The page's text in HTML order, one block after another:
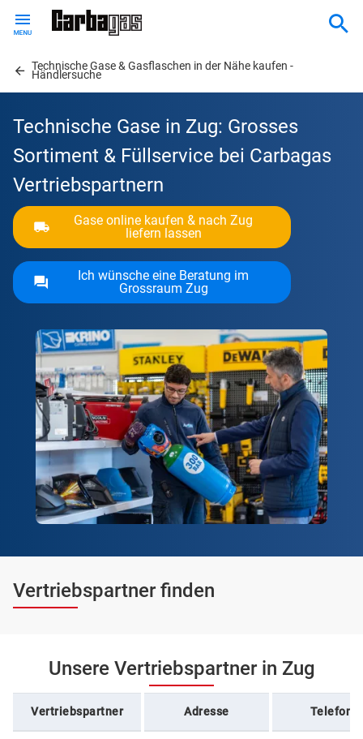
content
Technische Gase & Gasflaschen in der Nähe kaufen -
Händlersuche
Technische Gase in Zug: Grosses
Sortiment & Füllservice bei Carbagas
Vertriebspartnern
Gase online kaufen & nach Zug
liefern lassen
Ich wünsche eine Beratung im
Grossraum Zug
Vertriebspartner finden
Unsere Vertriebspartner in Zug
Vertriebspartner Adresse Telefon